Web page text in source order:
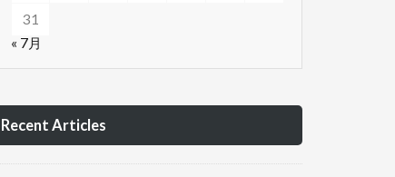
31
« 7月
Recent Articles